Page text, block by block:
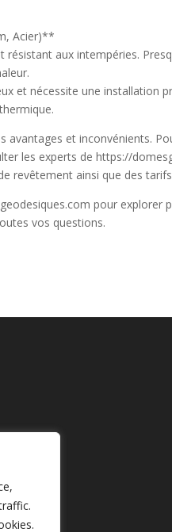
Acier)**
aux intempéries.
et nécessite une installation
avantages et inconvénients.
les experts de https://
revêtement ainsi que des
pour explorer
vos questions.